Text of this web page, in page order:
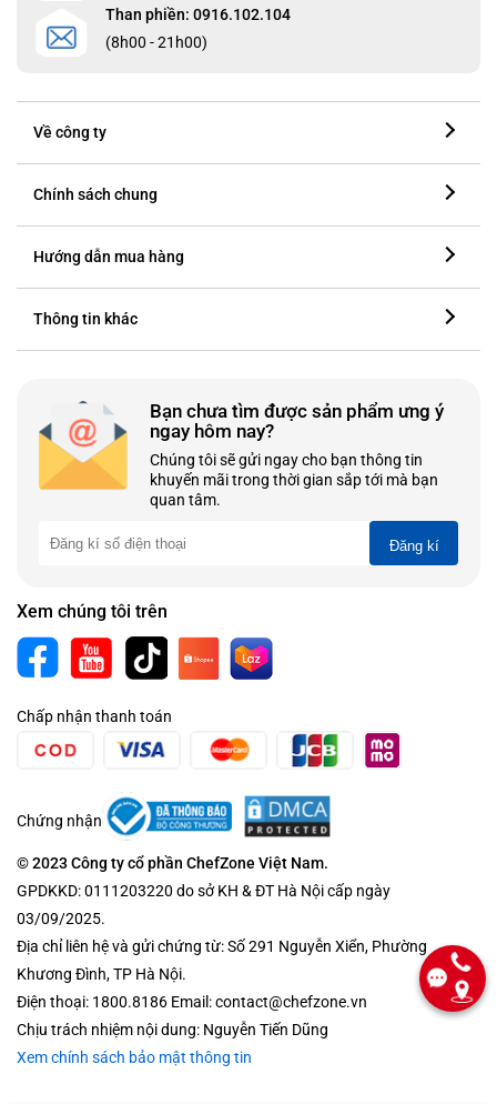
Than phiền: 0916.102.104
(8h00 - 21h00)
Về công ty
Chính sách chung
Hướng dẫn mua hàng
Thông tin khác
Bạn chưa tìm được sản phẩm ưng ý
ngay hôm nay?
Chúng tôi sẽ gửi ngay cho bạn thông tin
khuyến mãi trong thời gian sắp tới mà bạn
quan tâm.
Đăng kí
Xem chúng tôi trên
Chấp nhận thanh toán
Chứng nhận
© 2023 Công ty cổ phần ChefZone Việt Nam.
GPDKKD: 0111203220 do sở KH & ĐT Hà Nội cấp ngày
03/09/2025.
Địa chỉ liên hệ và gửi chứng từ: Số 291 Nguyễn Xiển, Phường
Khương Đình, TP Hà Nội.
Điện thoại: 1800.8186 Email: contact@chefzone.vn
Chịu trách nhiệm nội dung: Nguyễn Tiến Dũng
Xem chính sách bảo mật thông tin